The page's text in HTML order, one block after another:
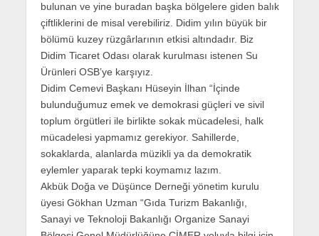
bulunan ve yine buradan başka bölgelere giden balık
çiftliklerini de misal verebiliriz. Didim yılın büyük bir
bölümü kuzey rüzgârlarının etkisi altındadır. Biz
Didim Ticaret Odası olarak kurulması istenen Su
Ürünleri OSB’ye karşıyız.
Didim Cemevi Başkanı Hüseyin İlhan “İçinde
bulunduğumuz emek ve demokrasi güçleri ve sivil
toplum örgütleri ile birlikte sokak mücadelesi, halk
mücadelesi yapmamız gerekiyor. Sahillerde,
sokaklarda, alanlarda müzikli ya da demokratik
eylemler yaparak tepki koymamız lazım.
Akbük Doğa ve Düşünce Derneği yönetim kurulu
üyesi Gökhan Uzman “Gıda Turizm Bakanlığı,
Sanayi ve Teknoloji Bakanlığı Organize Sanayi